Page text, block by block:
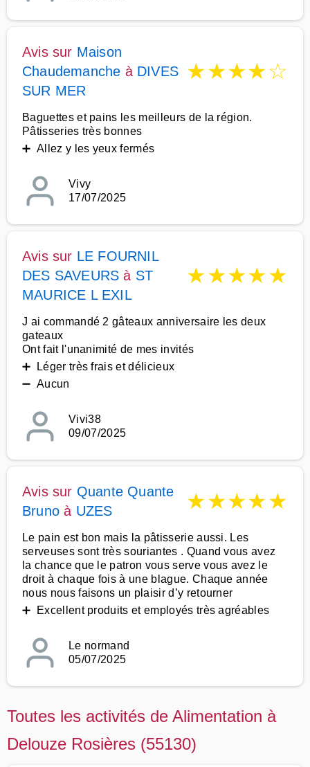
Avis sur Maison
Chaudemanche à DIVES
SUR MER
★★★★☆
Baguettes et pains les meilleurs de la région.
Pâtisseries très bonnes
➕ Allez y les yeux fermés
Vivy
17/07/2025
Avis sur LE FOURNIL
DES SAVEURS à ST
MAURICE L EXIL
★★★★★
J ai commandé 2 gâteaux anniversaire les deux
gateaux
Ont fait l'unanimité de mes invités
➕ Léger très frais et délicieux
➖ Aucun
Vivi38
09/07/2025
Avis sur Quante Quante
Bruno à UZES ★★★★★
Le pain est bon mais la pâtisserie aussi. Les
serveuses sont très souriantes . Quand vous avez
la chance que le patron vous serve vous avez le
droit à chaque fois à une blague. Chaque année
nous nous faisons un plaisir d’y retourner
➕ Excellent produits et employés très agréables
Le normand
05/07/2025
Toutes les activités de Alimentation à
Delouze Rosières (55130)